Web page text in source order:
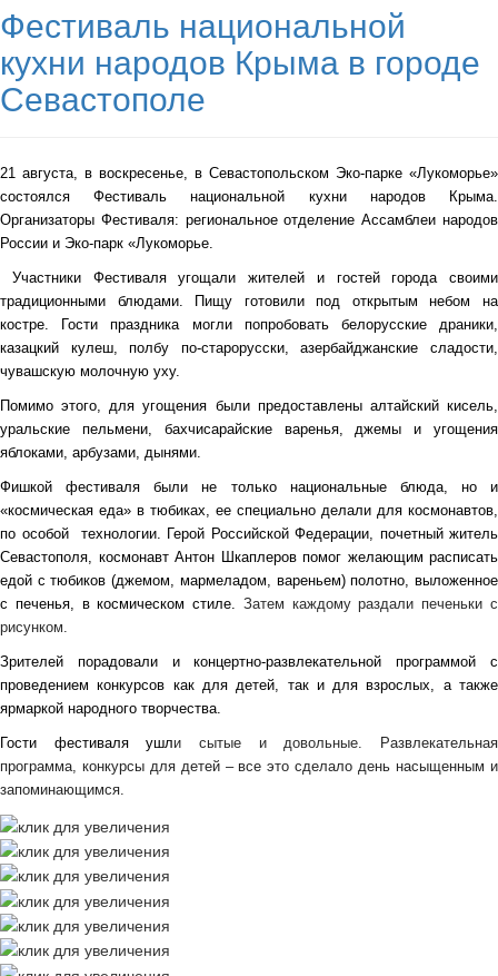
Фестиваль национальной
кухни народов Крыма в городе
Севастополе
21 августа, в воскресенье, в Севастопольском Эко-парке «Лукоморье»
состоялся Фестиваль национальной кухни народов Крыма.
Организаторы Фестиваля: региональное отделение Ассамблеи народов
России и Эко-парк «Лукоморье.
Участники Фестиваляугощали жителей и гостей города своими
традиционными блюдами. Пищу готовили под открытым небом на
костре. Гости праздника могли попробовать белорусские драники,
казацкий кулеш, полбу по-старорусски, азербайджанские сладости,
чувашскую молочную уху.
Помимо этого, для угощения были предоставлены алтайский кисель,
уральские пельмени, бахчисарайские варенья, джемы и угощения
яблоками, арбузами, дынями.
Фишкой фестиваля былине только национальные блюда, но и
«космическая еда» в тюбиках, ее специально делали для космонавтов,
по особой технологии. Герой Российской Федерации, почетный житель
Севастополя, космонавт Антон Шкаплеров помог желающим расписать
едой с тюбиков (джемом, мармеладом, вареньем) полотно, выложенное
с печенья, в космическом стиле. Затем каждому раздали печеньки с
рисунком.
Зрителей порадовали и концертно-развлекательной программой с
проведением конкурсов как для детей, так и для взрослых, а также
ярмаркой народного творчества.
Гости фестиваля ушли сытые и довольные.
Развлекательная
программа, конкурсы для детей – все это сделало день насыщенным и
запоминающимся.